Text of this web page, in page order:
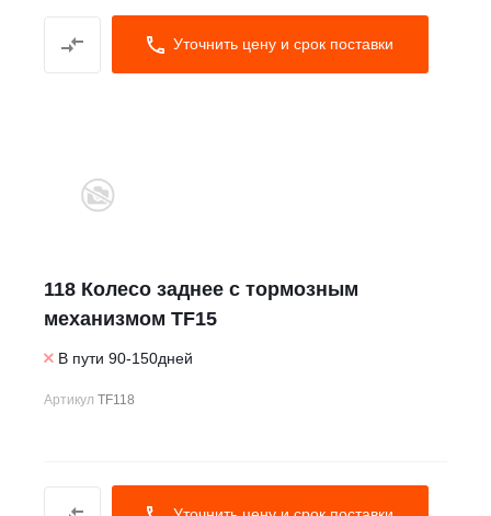
Уточнить цену и срок поставки
118 Колесо заднее с тормозным
механизмом TF15
В пути 90-150дней
Артикул TF118